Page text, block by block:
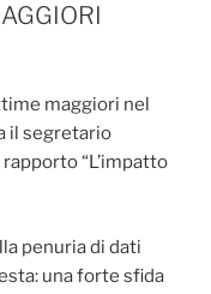
maggiori nel
il segretario
“L’impatto
penuria di dati
una forte sfida